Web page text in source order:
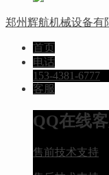
郑州辉航机械设备有
首页
电话
153-4381-6777
客服
QQ在线
售前技术支持